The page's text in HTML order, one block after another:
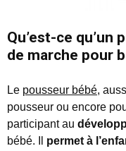
Qu’est-ce
de marche pour
Le pousseur bébé,
pousseur ou encore
participant au
bébé. Il permet à